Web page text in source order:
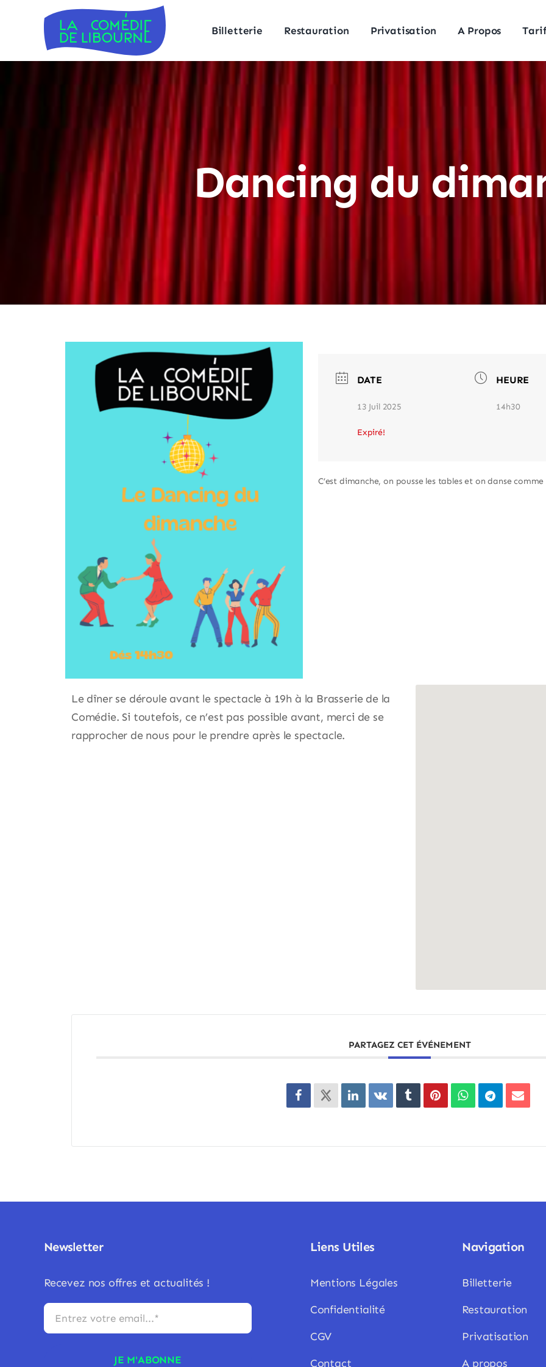
Billetterie Restauration Privatisation A Propos
Dancing du
DATE
13 Juil 2025
Expiré!
HEURE
14h30
C’est dimanche, on pousse les tables et on danse
Le dîner se déroule avant le spectacle à 19h à la Brasserie de la
Comédie. Si toutefois, ce n’est pas possible avant, merci de se
rapprocher de nous pour le prendre après le spectacle.
PARTAGEZ CET ÉVÉNEMENT
Newsletter
Recevez nos offres et actualités !
JE M'ABONNE
Liens Utiles
Mentions Légales
Confidentialité
CGV
Contact
Navigation
Billetterie
Restauration
Privatisation
A propos